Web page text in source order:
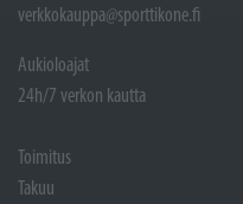
verkkokauppa@sporttikone.fi
Aukioloajat
24h/7 verkon kautta
Toimitus
Takuu